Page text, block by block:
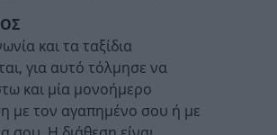
και τα ταξίδια
για αυτό τόλμησε να
και μία μονοήμερο
με τον αγαπημένο σου ή με